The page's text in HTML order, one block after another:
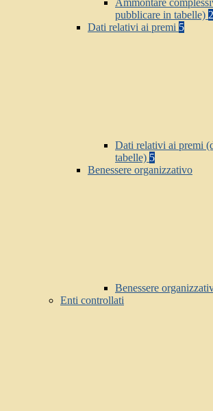
Ammontare
pubblicare in tabelle) 2
Dati relativi ai premi 5
Dati relativi ai premi
tabelle) 5
Benessere organizzativo
Benessere
Enti controllati